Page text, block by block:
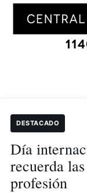
DESTACADO
Día
recuerda
profesión